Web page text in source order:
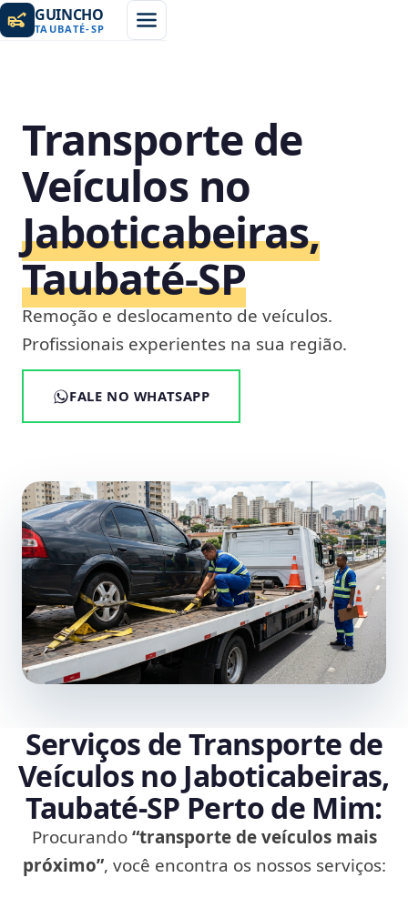
GUINCHO
TAUBATÉ-SP
Transporte de
Veículos no
Jaboticabeiras,
Taubaté‑SP
Remoção e deslocamento de veículos.
Profissionais experientes na sua região.
FALE NO WHATSAPP
Serviços de Transporte de
Veículos no Jaboticabeiras,
Taubaté‑SP Perto de Mim:
Procurando“transporte de veículos mais
próximo”, você encontra os nossos serviços: